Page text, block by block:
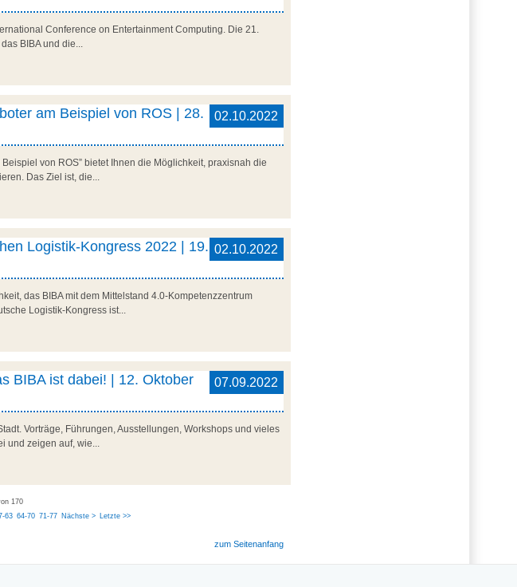
Conference on Entertainment Computing. Die 21.
BIBA und die...
02.10.2022
am Beispiel von ROS | 28.
von ROS” bietet Ihnen die Möglichkeit, praxisnah die
Das Ziel ist, die...
02.10.2022
Logistik-Kongress 2022 | 19.
das BIBA mit dem Mittelstand 4.0-Kompetenzzentrum
Logistik-Kongress ist...
07.09.2022
BIBA ist dabei! | 12. Oktober
Vorträge, Führungen, Ausstellungen, Workshops und vieles
und zeigen auf, wie...
170
63 64-70 71-77 Nächste > Letzte >>
zum Seitenanfang